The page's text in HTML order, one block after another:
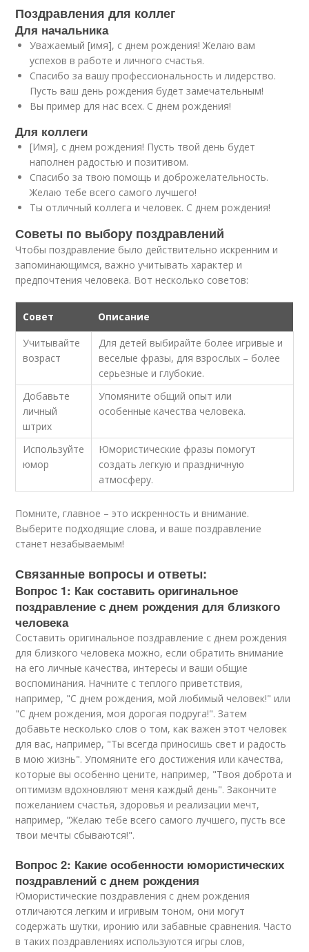
Поздравления для коллег
Для начальника
Уважаемый [имя], с днем рождения! Желаю вам
успехов в работе и личного счастья.
Спасибо за вашу профессиональность и лидерство.
Пусть ваш день рождения будет замечательным!
Вы пример для нас всех. С днем рождения!
Для коллеги
[Имя], с днем рождения! Пусть твой день будет
наполнен радостью и позитивом.
Спасибо за твою помощь и доброжелательность.
Желаю тебе всего самого лучшего!
Ты отличный коллега и человек. С днем рождения!
Советы по выбору поздравлений
Чтобы поздравление было действительно искренним и
запоминающимся, важно учитывать характер и
предпочтения человека. Вот несколько советов:
Совет
Описание
Учитывайте
возраст
Для детей выбирайте более игривые и
веселые фразы, для взрослых – более
серьезные и глубокие.
Добавьте
личный
штрих
Упомяните общий опыт или
особенные качества человека.
Используйте
юмор
Юмористические фразы помогут
создать легкую и праздничную
атмосферу.
Помните, главное – это искренность и внимание.
Выберите подходящие слова, и ваше поздравление
станет незабываемым!
Связанные вопросы и ответы:
Вопрос 1: Как составить оригинальное
поздравление с днем рождения для близкого
человека
Составить оригинальное поздравление с днем рождения
для близкого человека можно, если обратить внимание
на его личные качества, интересы и ваши общие
воспоминания. Начните с теплого приветствия,
например, "С днем рождения, мой любимый человек!" или
"С днем рождения, моя дорогая подруга!". Затем
добавьте несколько слов о том, как важен этот человек
для вас, например, "Ты всегда приносишь свет и радость
в мою жизнь". Упомяните его достижения или качества,
которые вы особенно цените, например, "Твоя доброта и
оптимизм вдохновляют меня каждый день". Закончите
пожеланием счастья, здоровья и реализации мечт,
например, "Желаю тебе всего самого лучшего, пусть все
твои мечты сбываются!".
Вопрос 2: Какие особенности юмористических
поздравлений с днем рождения
Юмористические поздравления с днем рождения
отличаются легким и игривым тоном, они могут
содержать шутки, иронию или забавные сравнения. Часто
в таких поздравлениях используются игры слов,